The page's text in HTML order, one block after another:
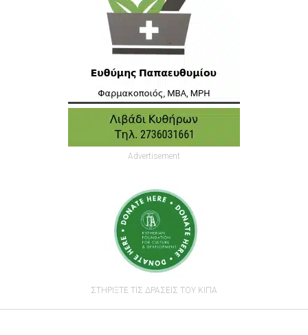
Advertisement
ΣΤΗΡΙΞΤΕ ΤΙΣ ΔΡΑΣΕΙΣ ΤΟΥ ΚΙΠΑ